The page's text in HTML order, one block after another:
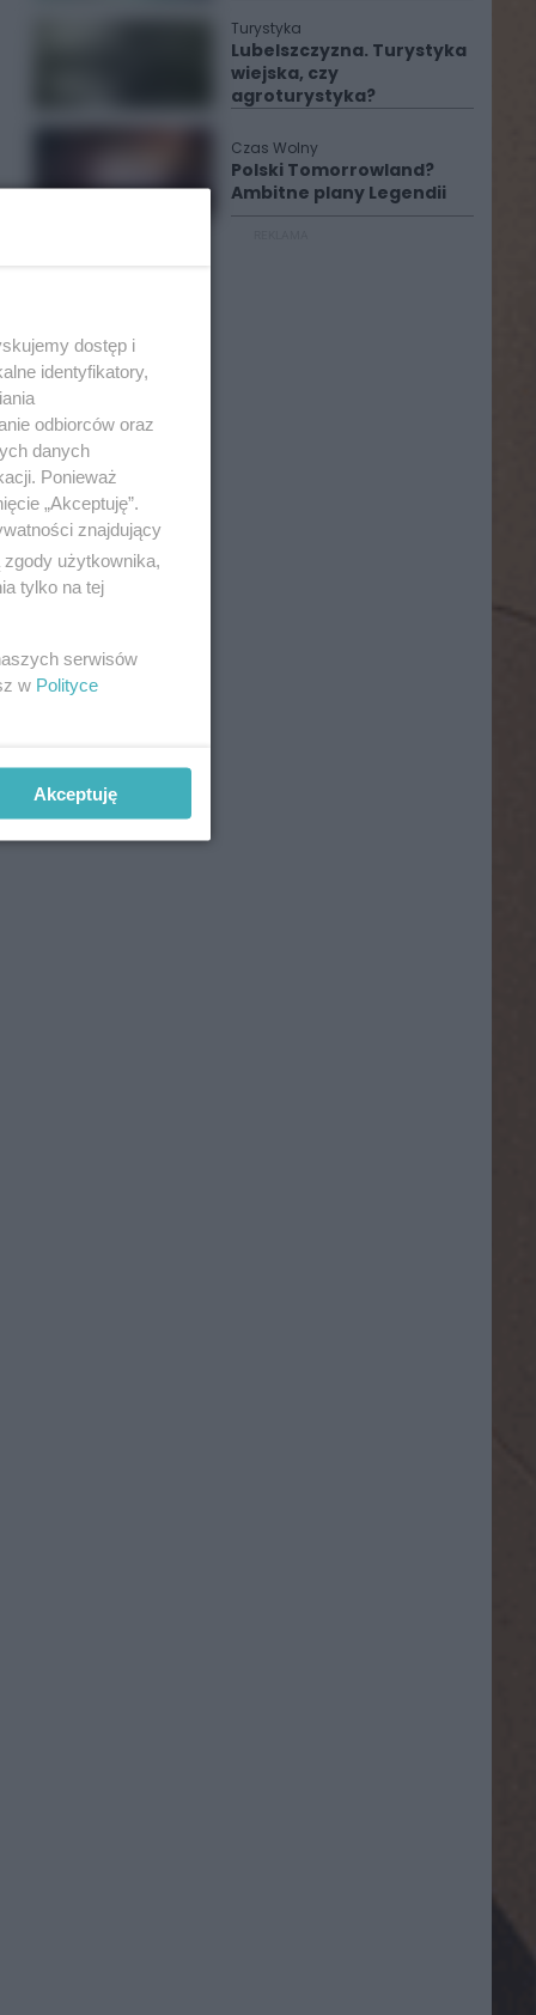
Turystyka
Lubelszczyzna. Turystyka
wiejska, czy
agroturystyka?
Czas Wolny
Polski Tomorrowland?
Ambitne plany Legendii
dostęp i
identyfikatory,
odbiorców oraz
danych
Ponieważ
„Akceptuję”.
znajdujący
użytkownika,
tylko na tej
serwisów
w Polityce
Akceptuję